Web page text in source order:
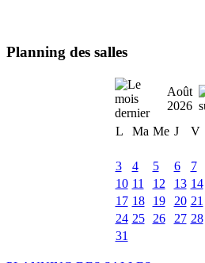
Planning des salles
Août
2026
L
Ma Me J V
3
4 5 6 7
10 11 12 13 14
17 18 19 20 21
24 25 26 27 28
31